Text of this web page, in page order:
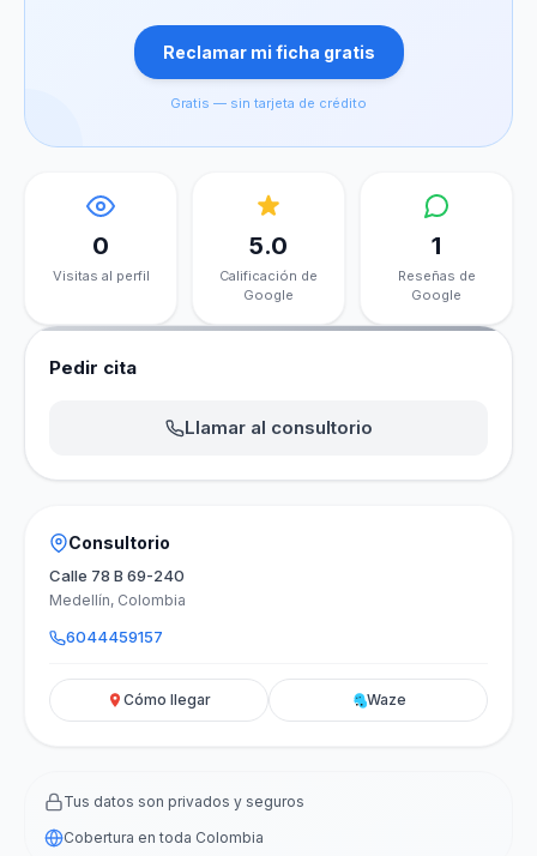
Reclamar mi ficha gratis
Gratis — sin tarjeta de crédito
0
Visitas al perfil
5.0
Calificación de
Google
1
Reseñas de
Google
Pedir cita
Llamar al consultorio
Consultorio
Calle 78 B 69-240
Medellín, Colombia
6044459157
Cómo llegar Waze
Tus datos son privados y seguros
Cobertura en toda Colombia